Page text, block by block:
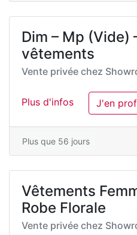
Dim – Mp (Vide)
vêtements
Vente privée chez
Plus d'infos J'en
Plus que 56 jours
Vêtements
Robe Florale
Vente privée chez